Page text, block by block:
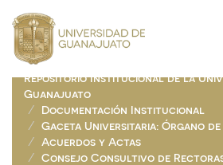
navigation
Repositorio Institucional de la
Guanajuato
Documentación Institucional
Gaceta Universitaria: Órgano
Acuerdos y Actas
Consejo Consultivo de